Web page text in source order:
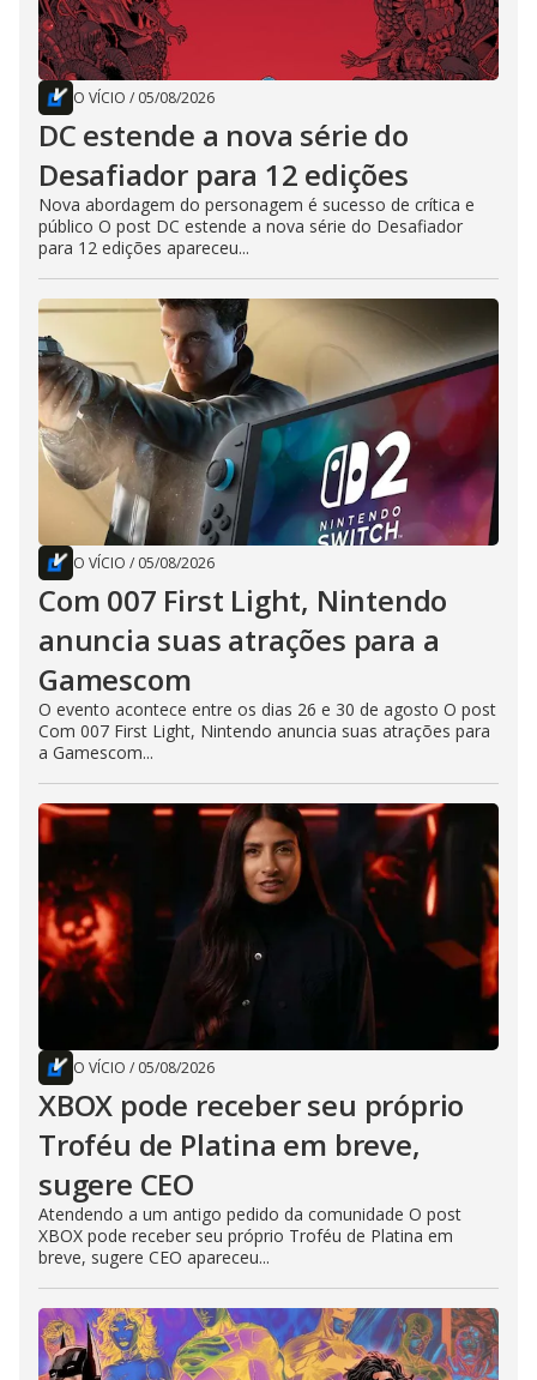
O VÍCIO / 05/08/2026
DC estende a nova série do
Desafiador para 12 edições
Nova abordagem do personagem é sucesso de crítica e
público O post DC estende a nova série do Desafiador
para 12 edições apareceu...
O VÍCIO / 05/08/2026
Com 007 First Light, Nintendo
anuncia suas atrações para a
Gamescom
O evento acontece entre os dias 26 e 30 de agosto O post
Com 007 First Light, Nintendo anuncia suas atrações para
a Gamescom...
O VÍCIO / 05/08/2026
XBOX pode receber seu próprio
Troféu de Platina em breve,
sugere CEO
Atendendo a um antigo pedido da comunidade O post
XBOX pode receber seu próprio Troféu de Platina em
breve, sugere CEO apareceu...